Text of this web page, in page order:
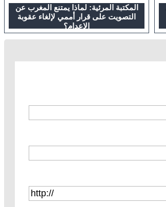
المكتبة المرئية: لماذا يمتنع المغرب عن
التصويت على قرار أممي لإلغاء عقوبة
الإعدام؟